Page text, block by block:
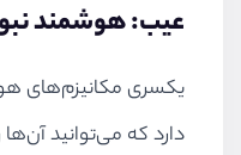
عیب: هوشمند
یکسری مکانیزم‌های
دارد که می‌توانید